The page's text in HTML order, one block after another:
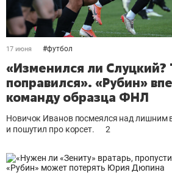
17 июня #футбол
«Изменился ли Слуцкий?
поправился». «Рубин»
команду образца ФНЛ
Новичок Иванов посмеялся над лишним
и пошутил про корсет.
2